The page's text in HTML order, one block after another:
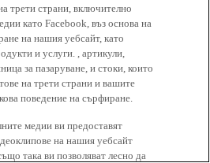
трети страни, включително
като Facebook, въз основа на
на нашия уебсайт, като
и услуги. , артикули,
за пазаруване, и стоки, които
на трети страни и вашите
поведение на сърфиране.
медии ви предоставят
на нашия уебсайт
така ви позволяват лесно да